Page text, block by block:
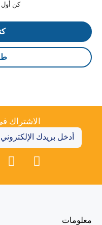
كن أول
الاشتراك
معلومات